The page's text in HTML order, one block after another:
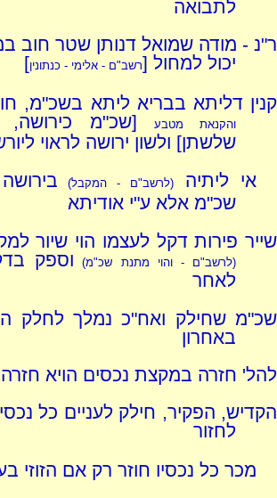
לתבואה
ר"נ - מודה שמואל דנותן שטר חוב
יכול למחול [רשב"ם - אלימי - כנתונין]
קנין דליתא בבריא ליתא בשכ"מ,
והקנאת מטבע [שכ"מ
שלשתן] ולשון ירושה לראוי
אי ליתיה(לרשב"ם - המקבל)
שכ"מ אלא ע"י אודיתא
שייר פירות דקל לעצמו הוי שיור
(לרשב"ם - והוי מתנת שכ"מ) וספק
לאחר
שכ"מ שחילק ואח"כ נמלך לחלק
באחרון
להל' חזרה במקצת נכסים הויא
הקדיש, הפקיר, חילק לעניים כל
לחזור
מכר כל נכסיו חוזר רק אם הזוזי